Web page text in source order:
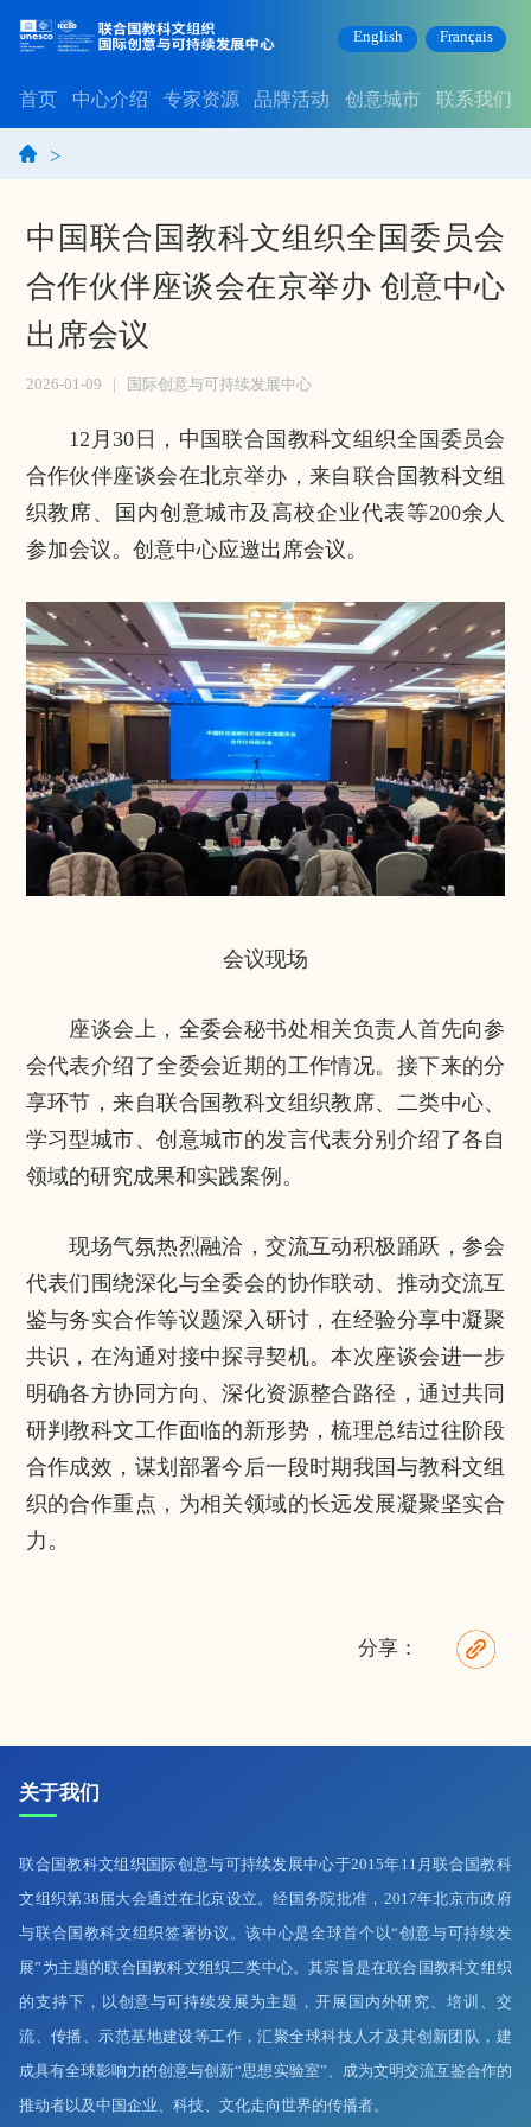
English Français
首页 中心介绍 专家资源 品牌活动 创意城市 联系我们
>
中国联合国教科文组织全国委员会
合作伙伴座谈会在京举办 创意中心
出席会议
2026-01-09 国际创意与可持续发展中心
12月30日，中国联合国教科文组织全国委员会
合作伙伴座谈会在北京举办，来自联合国教科文组
织教席、国内创意城市及高校企业代表等200余人
参加会议。创意中心应邀出席会议。
会议现场
座谈会上，全委会秘书处相关负责人首先向参
会代表介绍了全委会近期的工作情况。接下来的分
享环节，来自联合国教科文组织教席、二类中心、
学习型城市、创意城市的发言代表分别介绍了各自
领域的研究成果和实践案例。
现场气氛热烈融洽，交流互动积极踊跃，参会
代表们围绕深化与全委会的协作联动、推动交流互
鉴与务实合作等议题深入研讨，在经验分享中凝聚
共识，在沟通对接中探寻契机。本次座谈会进一步
明确各方协同方向、深化资源整合路径，通过共同
研判教科文工作面临的新形势，梳理总结过往阶段
合作成效，谋划部署今后一段时期我国与教科文组
织的合作重点，为相关领域的长远发展凝聚坚实合
力。
分享：
关于我们
联合国教科文组织国际创意与可持续发展中心于2015年11月联合国教科
文组织第38届大会通过在北京设立。经国务院批准，2017年北京市政府
与联合国教科文组织签署协议。该中心是全球首个以“创意与可持续发
展”为主题的联合国教科文组织二类中心。其宗旨是在联合国教科文组织
的支持下，以创意与可持续发展为主题，开展国内外研究、培训、交
流、传播、示范基地建设等工作，汇聚全球科技人才及其创新团队，建
成具有全球影响力的创意与创新“思想实验室”、成为文明交流互鉴合作的
推动者以及中国企业、科技、文化走向世界的传播者。